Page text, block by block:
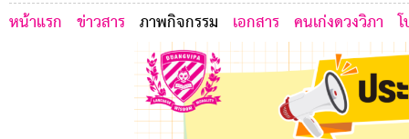
หน้าแรก ข่าวสาร ภาพกิจกรรม เอกสาร คนเก่งดวงวิภา